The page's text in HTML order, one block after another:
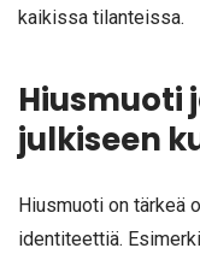
kaikissa tilanteissa.
Hiusmuoti
julkiseen
Hiusmuoti on tärkeä
identiteettiä.